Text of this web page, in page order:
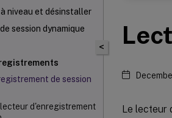
niveau et désinstaller
session dynamique
de session
lecteur d'enregistrement
<
Le lecteur